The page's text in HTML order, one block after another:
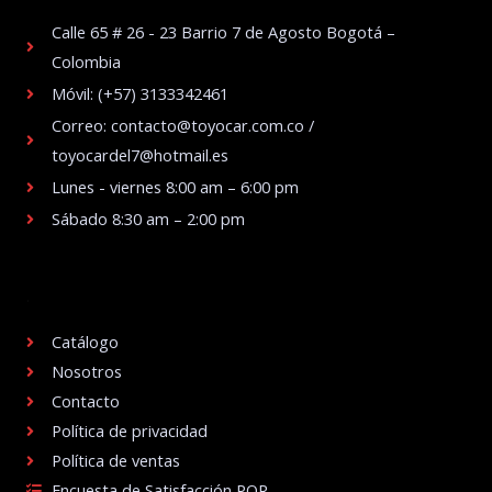
Calle 65 # 26 - 23 Barrio 7 de Agosto Bogotá –
Colombia
Móvil: (+57) 3133342461
Correo: contacto@toyocar.com.co /
toyocardel7@hotmail.es
Lunes - viernes 8:00 am – 6:00 pm
Sábado 8:30 am – 2:00 pm
Catálogo
Nosotros
Contacto
Política de privacidad
Política de ventas